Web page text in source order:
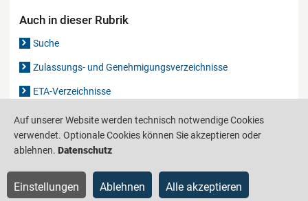
Auch in dieser Rubrik
Suche
Zulassungs- und Genehmigungsverzeichnisse
ETA-Verzeichnisse
Gutachten-Verzeichnis
Barrierefreiheit Datenschutz Impressum Sitemap
Auf unserer Website werden technisch notwendige Cookies
verwendet. Optionale Cookies können Sie akzeptieren oder
ablehnen. Datenschutz
Einstellungen Ablehnen Alle akzeptieren